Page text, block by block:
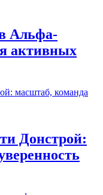
Альфа-
активных
Донстрой: